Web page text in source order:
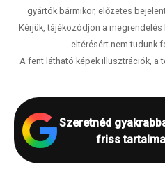
gyártók bármikor, előzetes
Kérjük, tájékozódjon a
eltérésért nem tudunk
A fent látható képek illusztrációk, a
Szeretnéd
friss